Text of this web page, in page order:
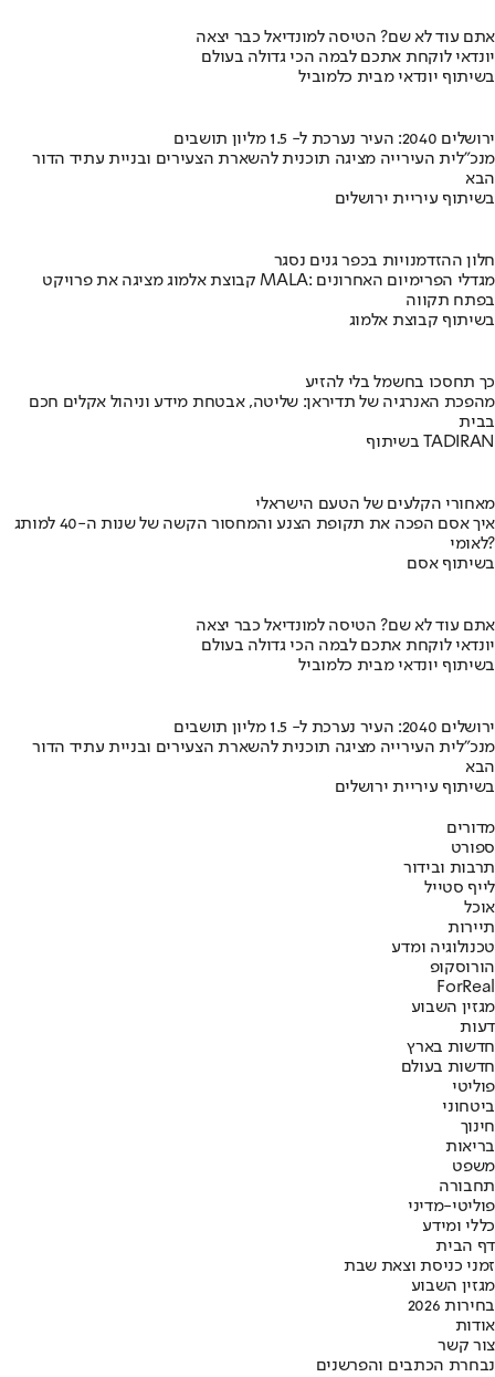
אתם עוד לא שם? הטיסה למונדיאל כבר יצאה
יונדאי לוקחת אתכם לבמה הכי גדולה בעולם
בשיתוף יונדאי מבית כלמוביל
ירושלים 2040: העיר נערכת ל- 1.5 מליון תושבים
מנכ"לית העירייה מציגה תוכנית להשארת הצעירים ובניית עתיד הדור
הבא
בשיתוף עיריית ירושלים
חלון ההזדמנויות בכפר גנים נסגר
קבוצת אלמוג מציגה את פרויקט MALA: מגדלי הפרימיום האחרונים
בפתח תקווה
בשיתוף קבוצת אלמוג
כך תחסכו בחשמל בלי להזיע
מהפכת האנרגיה של תדיראן: שליטה, אבטחת מידע וניהול אקלים חכם
בבית
בשיתוף TADIRAN
מאחורי הקלעים של הטעם הישראלי
איך אסם הפכה את תקופת הצנע והמחסור הקשה של שנות ה-40 למותג
לאומי?
בשיתוף אסם
אתם עוד לא שם? הטיסה למונדיאל כבר יצאה
יונדאי לוקחת אתכם לבמה הכי גדולה בעולם
בשיתוף יונדאי מבית כלמוביל
ירושלים 2040: העיר נערכת ל- 1.5 מליון תושבים
מנכ"לית העירייה מציגה תוכנית להשארת הצעירים ובניית עתיד הדור
הבא
בשיתוף עיריית ירושלים
מדורים
ספורט
תרבות ובידור
לייף סטייל
אוכל
תיירות
טכנולוגיה ומדע
הורוסקופ
ForReal
מגזין השבוע
דעות
חדשות בארץ
חדשות בעולם
פוליטי
ביטחוני
חינוך
בריאות
משפט
תחבורה
פוליטי-מדיני
כללי ומידע
דף הבית
זמני כניסת וצאת שבת
מגזין השבוע
בחירות 2026
אודות
צור קשר
נבחרת הכתבים והפרשנים